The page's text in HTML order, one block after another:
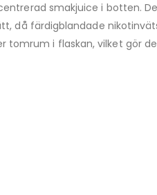
smakjuice i botten.
då färdigblandade
tomrum i flaskan, vilket gör